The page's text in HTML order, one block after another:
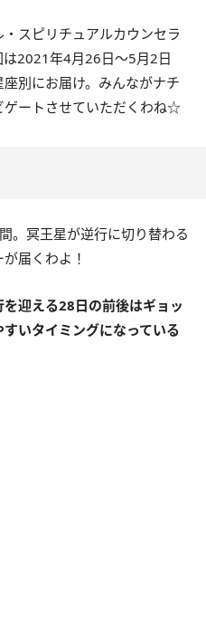
スピリチュアルカウンセラ
2021年4月26日〜5月2日
別にお届け。みんながナチ
ゲートさせていただくわね☆
。冥王星が逆行に切り替わる
届くわよ！
迎える28日の前後はギョッ
いタイミングになっている